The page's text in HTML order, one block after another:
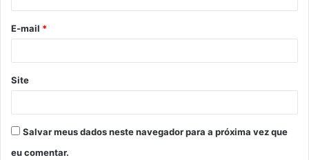
*
E-mail *
Site
Salvar meus dados neste navegador para a próxima vez que
eu comentar.